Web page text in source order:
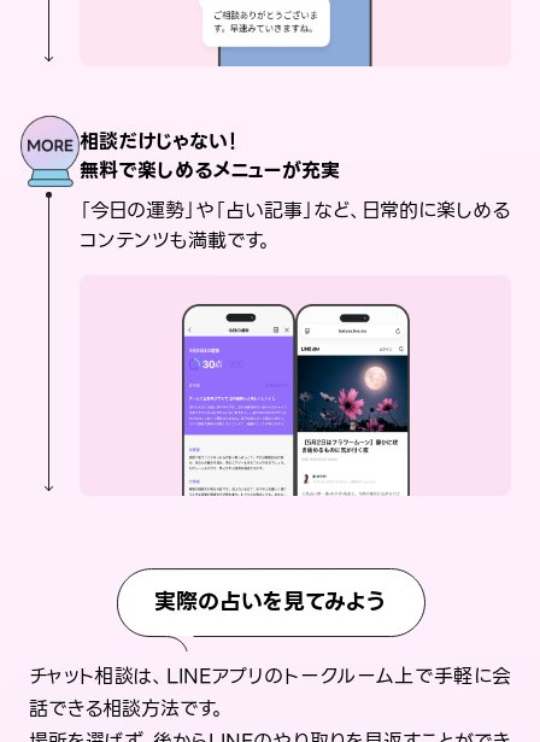
相談だけじゃない！
無料で楽しめるメニューが充実
「今日の運勢」や「占い記事」など、日常的に楽しめる
コンテンツも満載です。
実際の占いを見てみよう
チャット相談は、LINEアプリのトークルーム上で手軽に会
話できる相談方法です。